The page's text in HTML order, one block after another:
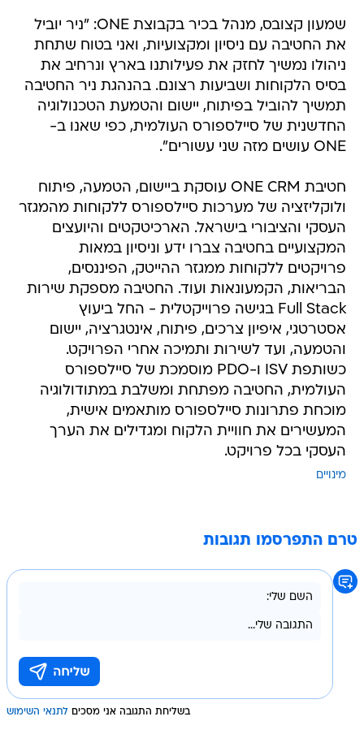
שמעון קצובס, מנהל בכיר בקבוצת ONE: "ניר יוביל
את החטיבה עם ניסיון ומקצועיות, ואני בטוח שתחת
ניהולו נמשיך לחזק את פעילותנו בארץ ונרחיב את
בסיס הלקוחות ושביעות רצונם. בהנהגת ניר החטיבה
תמשיך להוביל בפיתוח, יישום והטמעת הטכנולוגיה
החדשנית של סיילספורס העולמית, כפי שאנו ב-
ONE עושים מזה שני עשורים".
חטיבת ONE CRM עוסקת ביישום, הטמעה, פיתוח
ולוקליזציה של מערכות סיילספורס ללקוחות מהמגזר
העסקי והציבורי בישראל. הארכיטקטים והיועצים
המקצועיים בחטיבה צברו ידע וניסיון במאות
פרויקטים ללקוחות ממגזר ההייטק, הפיננסים,
הבריאות, הקמעונאות ועוד. החטיבה מספקת שירות
Full Stack בגישה פרוייקטלית - החל ביעוץ
אסטרטגי, איפיון צרכים, פיתוח, אינטגרציה, יישום
והטמעה, ועד לשירות ותמיכה אחרי הפרויקט.
כשותפת ISV ו-PDO מוסמכת של סיילספורס
העולמית, החטיבה מפתחת ומשלבת במתודולוגיה
מוכחת פתרונות סיילספורס מותאמים אישית,
המעשירים את חוויית הלקוח ומגדילים את הערך
העסקי בכל פרויקט.
מינויים
טרם התפרסמו תגובות
בשליחת התגובה אני מסכים לתנאי השימוש